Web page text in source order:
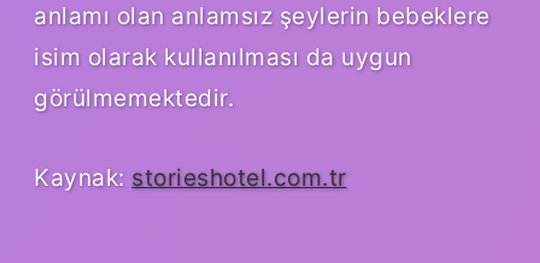
anlamı olan anlamsız şeylerin bebeklere
isim olarak kullanılması da uygun
görülmemektedir.
Kaynak: storieshotel.com.tr